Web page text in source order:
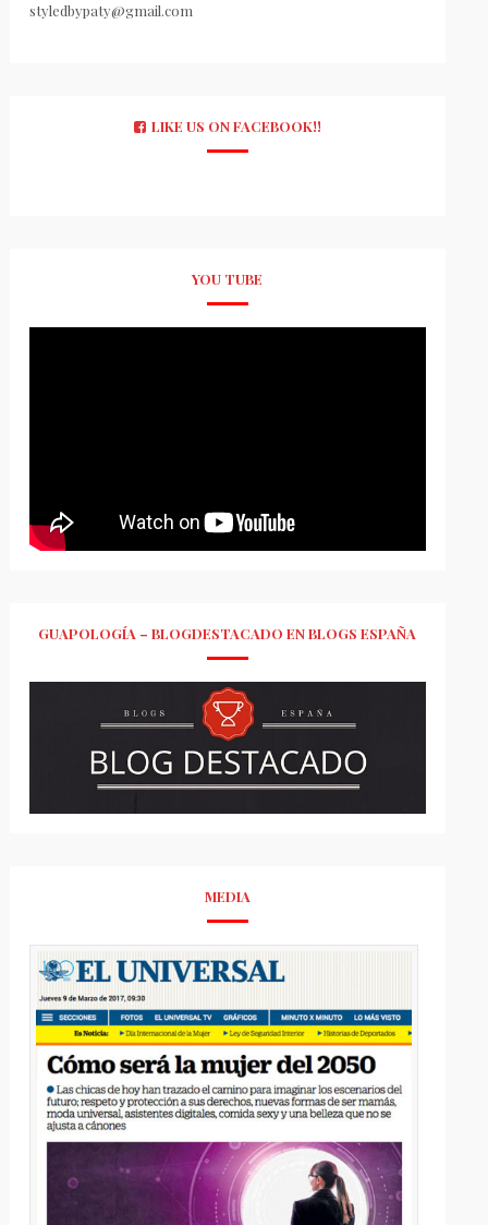
styledbypaty@gmail.com
LIKE US ON FACEBOOK!!
YOU TUBE
GUAPOLOGÍA – BLOGDESTACADO EN BLOGS ESPAÑA
MEDIA